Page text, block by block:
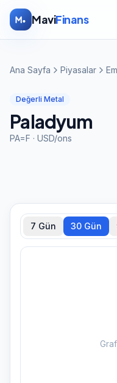
İçeriğe atla
MaviFinans
Ana Sayfa Piyasalar
Değerli Metal
Paladyum
PA=F · USD/ons
7 Gün 30 Gün